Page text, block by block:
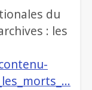
du
: les